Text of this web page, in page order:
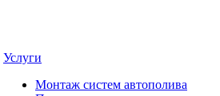
Услуги
Монтаж систем автополива